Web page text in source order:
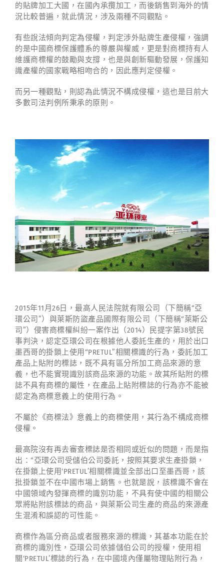
的貼牌加工大國，在國內承攬加工，而後銷售到海外的情
況比較普遍，就此情況，涉及兩種不同觀點。
有些說法傾向判定為侵權，判定涉外貼牌生產侵權，強調
的是中國商標保護體系的尊嚴與權威，更是對商標持有人
維護商標權的鼓勵與支撐，也是與創新驅動發展，保護知
識產權的國家戰略相吻合的，因此應判定侵權。
而另一種觀點，則認為此情況不構成侵權，這也是目前大
多數司法判例所秉承的原則。
2015年11月26日，最高人民法院就有限公司（下簡稱“亞
環公司”）與萊斯防盜產品國際有限公司（下簡稱“萊斯公
司”）侵害商標權糾紛一案作出（2014）民提字第38號民
事判決，認定亞環公司在根據他人委託生產的，用於出口
墨西哥的掛鎖上使用“PRETUL”相關標識的行為，委託加工
產品上貼附的標誌，既不具有區分所加工商品來源的意
義，也不能實現識別該商品來源的功能。故其所貼附的標
誌不具有商標的屬性，在產品上貼附標誌的行為亦不能被
認定為商標意義上的使用行為。
不屬於《商標法》意義上的商標使用，其行為不構成商標
侵權。
最高院沒有再去審查標誌是否相同或近似的問題，而是指
出：“亞環公司受儲伯公司委託，按照其要求生產掛鎖，
在掛鎖上使用‘PRETUL’相關標識並全部出口至墨西哥，該
批掛鎖並不在中國市場上銷售。也就是說，該標識不會在
中國領域內發揮商標的識別功能，不具有使中國的相關公
眾將貼附該標誌的商品，與萊斯公司生產的商品的來源產
生混淆和誤認的可性能。
商標作為區分商品或者服務來源的標識，其基本功能在於
商標的識別性，亞環公司依據儲伯公司的授權，使用相
關‘PRETUL’標誌的行為，在中國境內僅屬物理貼附行為，